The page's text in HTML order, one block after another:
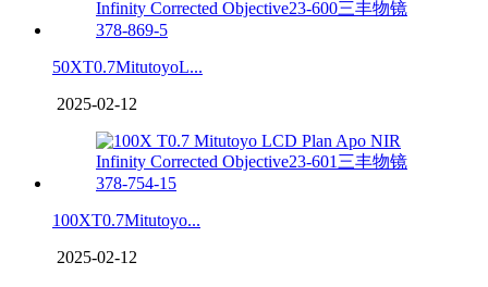
50XT0.7MitutoyoL...
2025-02-12
100XT0.7Mitutoyo...
2025-02-12